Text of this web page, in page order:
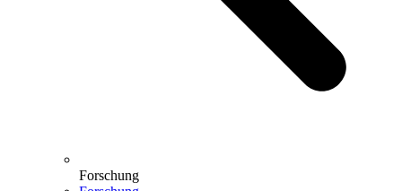
Forschung